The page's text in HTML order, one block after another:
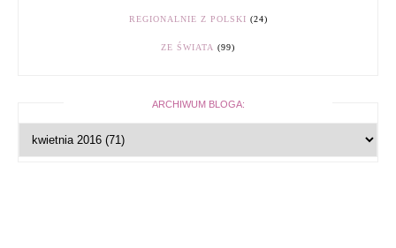
REGIONALNIE Z POLSKI (24)
ZE ŚWIATA (99)
ARCHIWUM BLOGA: